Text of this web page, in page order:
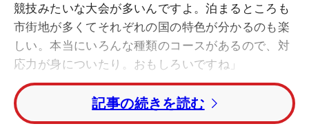
競技みたいな大会が多いんですよ。泊まるところも
市街地が多くてそれぞれの国の特色が分かるのも楽
しい。本当にいろんな種類のコースがあるので、対
応力が身についたり。おもしろいですね」
昨年12月、日本ツアーの2022年シーズン賞金ラン
キング上位3人に欧州出場権を与えることをPGAツ
記事の続きを読む